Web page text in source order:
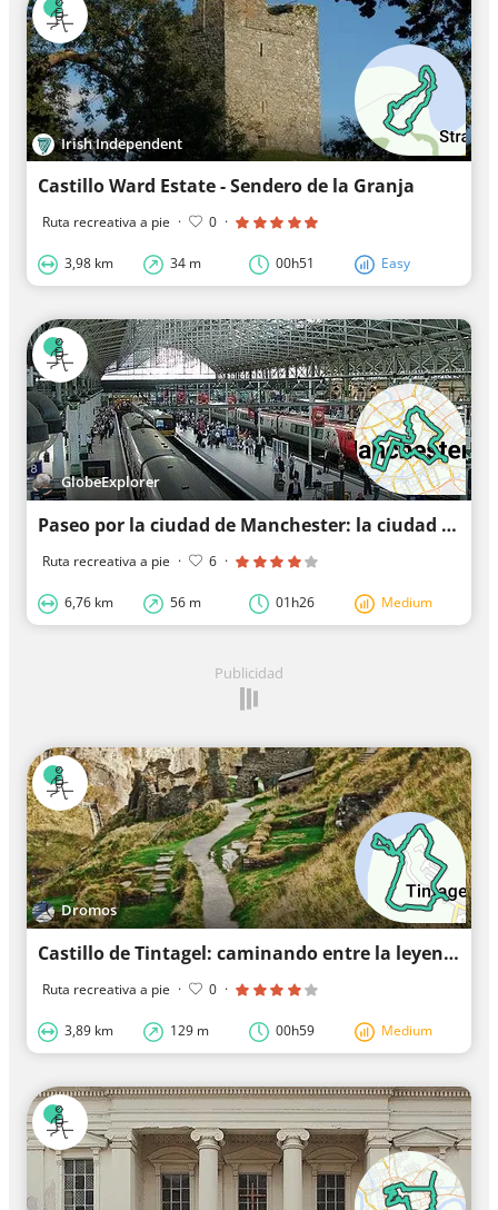
Irish Independent
Castillo Ward Estate - Sendero de la Granja
Ruta recreativa a pie · 0 ·
3,98 km 34 m 00h51 Easy
GlobeExplorer
Paseo por la ciudad de Manchester: la ciudad textil moderna
Ruta recreativa a pie · 6 ·
6,76 km 56 m 01h26 Medium
Publicidad
Dromos
Castillo de Tintagel: caminando entre la leyenda del Rey Arturo
Ruta recreativa a pie · 0 ·
3,89 km 129 m 00h59 Medium